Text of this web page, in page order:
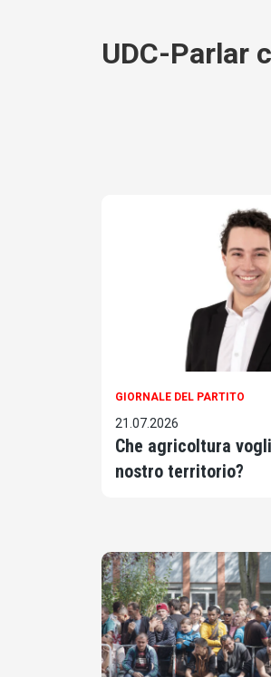
UDC-Parlar
GIORNALE DEL PARTITO
21.07.2026
Che agricoltura
nostro territorio?